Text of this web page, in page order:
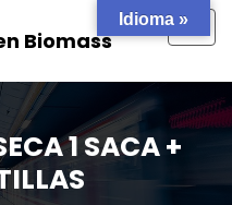
Biomass
1 SACA +
Idioma »